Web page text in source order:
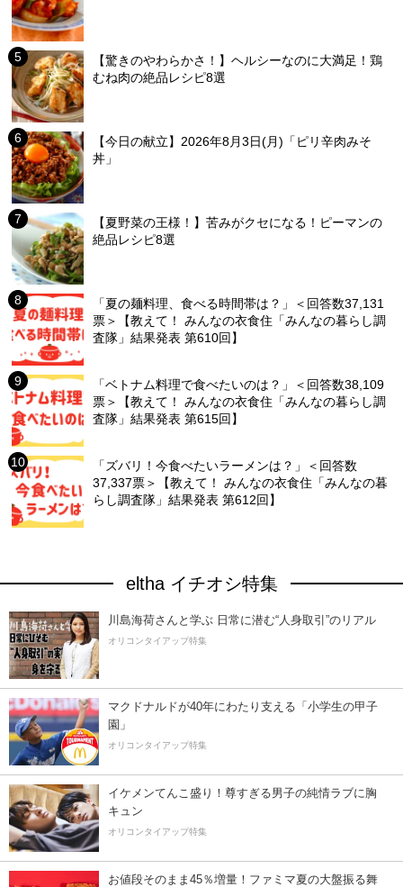
【驚きのやわらかさ！】ヘルシーなのに大満足！鶏
むね肉の絶品レシピ8選
【今日の献立】2026年8月3日(月)「ピリ辛肉みそ
丼」
【夏野菜の王様！】苦みがクセになる！ピーマンの
絶品レシピ8選
「夏の麺料理、食べる時間帯は？」＜回答数37,131
票＞【教えて！ みんなの衣食住「みんなの暮らし調
査隊」結果発表 第610回】
「ベトナム料理で食べたいのは？」＜回答数38,109
票＞【教えて！ みんなの衣食住「みんなの暮らし調
査隊」結果発表 第615回】
「ズバリ！今食べたいラーメンは？」＜回答数
37,337票＞【教えて！ みんなの衣食住「みんなの暮
らし調査隊」結果発表 第612回】
eltha イチオシ特集
川島海荷さんと学ぶ 日常に潜む“人身取引”のリアル
オリコンタイアップ特集
マクドナルドが40年にわたり支える「小学生の甲子
園」
オリコンタイアップ特集
イケメンてんこ盛り！尊すぎる男子の純情ラブに胸
キュン
オリコンタイアップ特集
お値段そのまま45％増量！ファミマ夏の大盤振る舞